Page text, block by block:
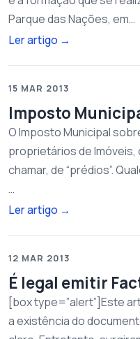
Parque das Nações, em…
Ler artigo →
15 MAR 2013
Imposto
O Imposto Municipal
proprietários de Imóveis,
chamar, de “prédios”.
…
Ler artigo →
12 MAR 2013
É legal emitir
[box type=”alert”]Este
a existência do